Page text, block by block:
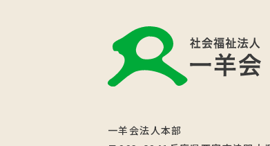
一羊会法人本部